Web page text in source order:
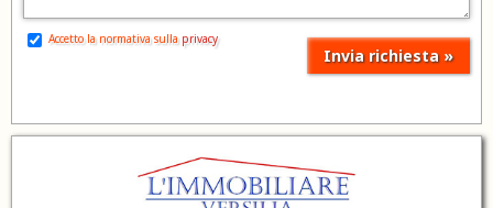
Accetto la normativa sulla privacy